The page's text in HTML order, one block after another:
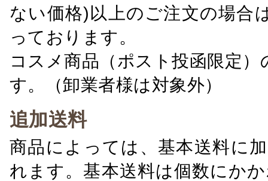
ない価格)以上のご注文の場合
っております。
コスメ商品（ポスト投函限定
す。（卸業者様は対象外）
追加送料
商品によっては、基本送料に
れます。基本送料は個数にか